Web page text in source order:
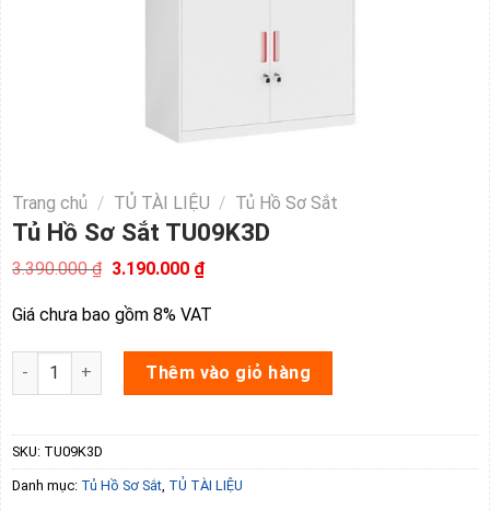
Trang chủ / TỦ TÀI LIỆU / Tủ Hồ Sơ Sắt
Tủ Hồ Sơ Sắt TU09K3D
3.390.000₫ Giá
là:
3.390.000 ₫.
3.190.000 ₫Giá
hiện
tại
là:
Giá chưa bao gồm 8% VAT
Tủ Hồ Sơ Sắt TU09K3D số lượng
Thêm vào giỏ hàng
SKU: TU09K3D
Danh mục: Tủ Hồ Sơ Sắt, TỦ TÀI LIỆU